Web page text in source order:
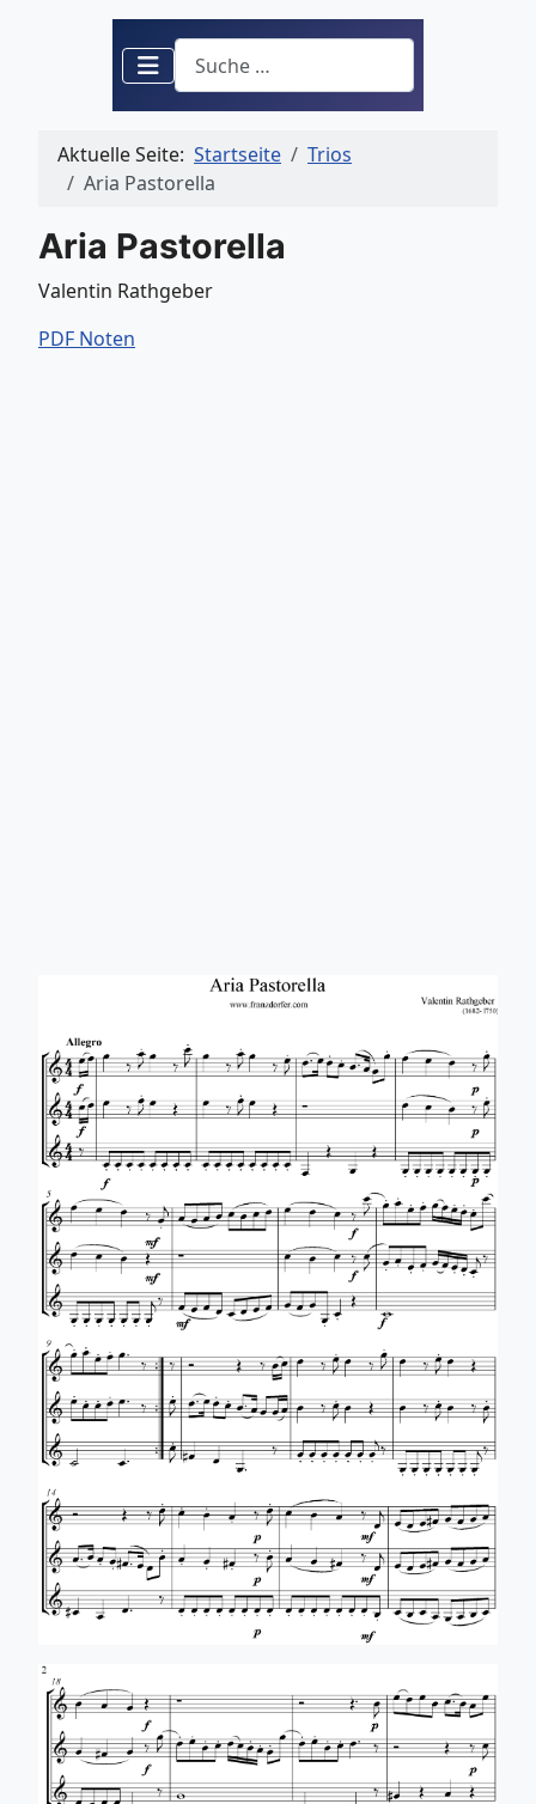
Suchen
Aktuelle Seite: Startseite
Trios
Aria Pastorella
Aria Pastorella
Valentin Rathgeber
PDF Noten